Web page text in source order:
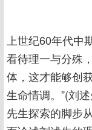
上世纪60年代中
看待理一与分殊
体，这才能够创
生命情调。”(刘
先生探索的脚步